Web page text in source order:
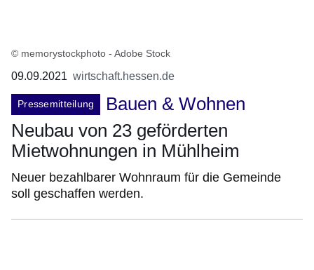
© memorystockphoto - Adobe Stock
09.09.2021 wirtschaft.hessen.de
Pressemitteilung
Bauen & Wohnen
Neubau von 23 geförderten
Mietwohnungen in Mühlheim
Neuer bezahlbarer Wohnraum für die Gemeinde
soll geschaffen werden.